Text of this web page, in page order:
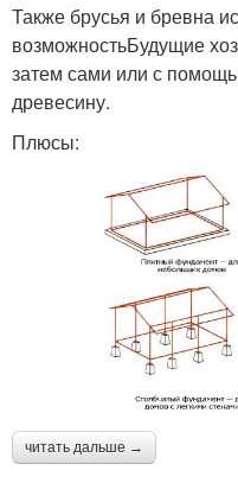
Также брусья и бревна
возможностьБудущие
затем сами или с
древесину.
Плюсы:
читать дальше →